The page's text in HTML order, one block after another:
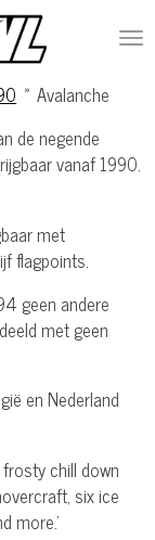
» Avalanche
de negende
vanaf 1990.
met
flagpoints.
geen andere
met geen
en Nederland
chill down
six ice
more.'